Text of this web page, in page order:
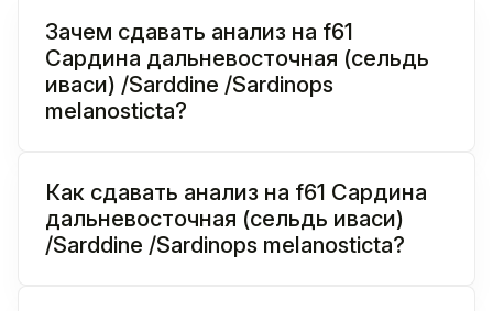
Зачем сдавать анализ на f61
Сардина дальневосточная (сельдь
иваси) /Sarddine /Sardinops
melanosticta?
Как сдавать анализ на f61 Сардина
дальневосточная (сельдь иваси)
/Sarddine /Sardinops melanosticta?